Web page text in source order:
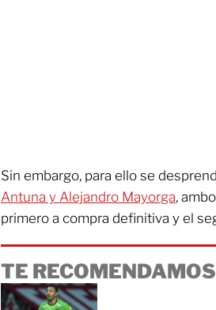
Sin embargo, para ello se
Antuna y Alejandro Mayorga,
primero a compra definitiva y el
TE